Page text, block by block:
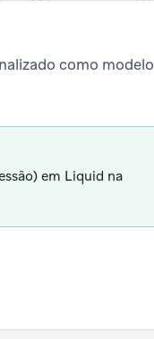
como modelo
em Liquid na